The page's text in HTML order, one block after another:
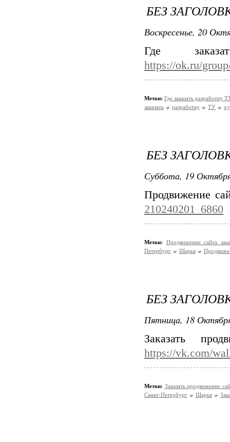
БЕЗ
Воскресенье, 20
Где
https://ok.ru/
Метки: Где заказать разработку
заказать
разработку ТУ
БЕЗ
Суббота, 19
Продвижение
210240201_6860
Метки:
Продвижение сайта
Петербург
Шарья
БЕЗ
Пятница, 18
Заказать
https://vk.com/
Метки: Заказать продвижение
Санкт-Петербург
Шарья